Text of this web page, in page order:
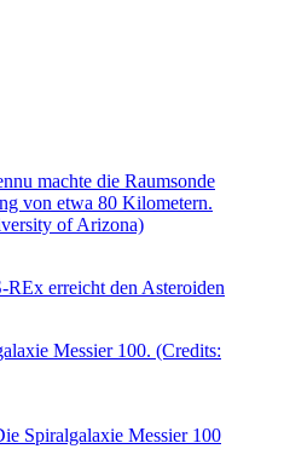
erreicht den Asteroiden
Spiralgalaxie Messier 100